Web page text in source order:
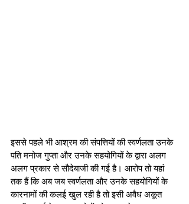
इससे पहले भी आश्रम की संपत्तियों की स्वर्णलता उनके
पति मनोज गुप्ता और उनके सहयोगियों के द्वारा अलग
अलग प्रकार से सौदेबाजी की गई है। आरोप तो यहां
तक हैं कि अब जब स्वर्णलता और उनके सहयोगियों के
कारनामों की कलई खुल रही है तो इसी अवैध अकूत